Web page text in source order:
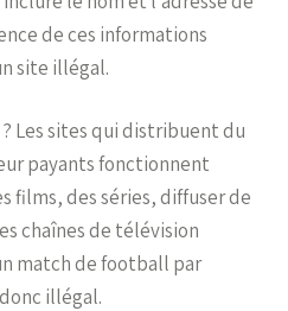
de ces informations
site illégal.
Les sites qui distribuent du
payants fonctionnent
films, des séries, diffuser de
chaînes de télévision
match de football par
illégal.